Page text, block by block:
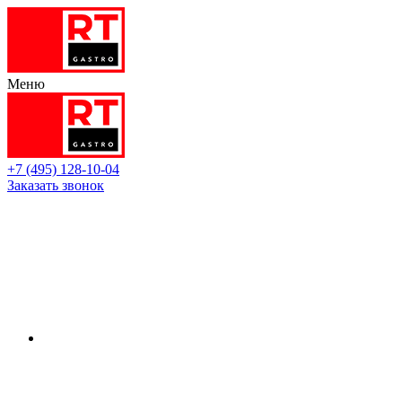
Меню
+7 (495) 128-10-04
Заказать звонок